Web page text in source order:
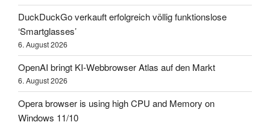
DuckDuckGo verkauft erfolgreich völlig funktionslose
‘Smartglasses’
6. August 2026
OpenAI bringt KI-Webbrowser Atlas auf den Markt
6. August 2026
Opera browser is using high CPU and Memory on
Windows 11/10